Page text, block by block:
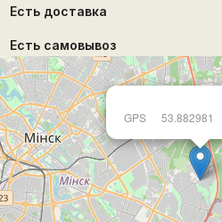
Есть доставка
Есть самовывоз
GPS 53.882981